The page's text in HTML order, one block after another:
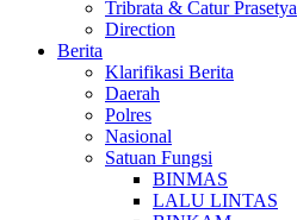
Tribrata & Catur Prasetya
Direction
Berita
Klarifikasi Berita
Daerah
Polres
Nasional
Satuan Fungsi
BINMAS
LALU LINTAS